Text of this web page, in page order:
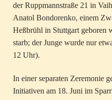
der Ruppmannstraße 21 in
Anatol Bondorenko, einem
Heßbrühl in Stuttgart geboren
starb; der Junge wurde nur
12 Uhr).
In einer separaten Zeremonie
Initiativen am 18. Juni im